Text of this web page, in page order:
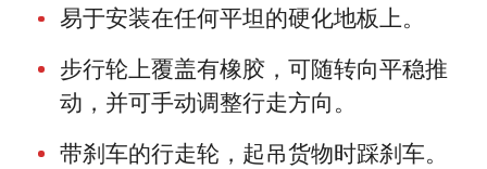
易于安装在任何平坦的硬化地板上。
步行轮上覆盖有橡胶，可随转向平稳推
动，并可手动调整行走方向。
带刹车的行走轮，起吊货物时踩刹车。